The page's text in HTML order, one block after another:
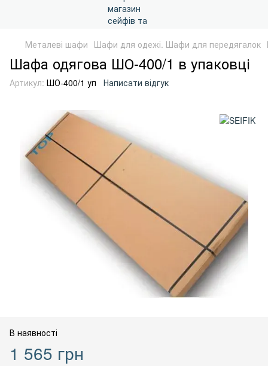
Металеві шафи Шафи для одежі. Шафи для передягалок
Шафа одягова ШО-400/1 в упаковці
Артикул: ШО-400/1 уп Написати відгук
В наявності
1 565 грн